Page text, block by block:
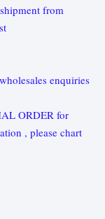
from
enquiries
ORDER for
, please chart